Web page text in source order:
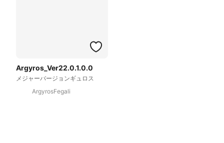
Argyros_Ver22.0.1.0.0
メジャーバージョンギュロス
ArgyrosFegali